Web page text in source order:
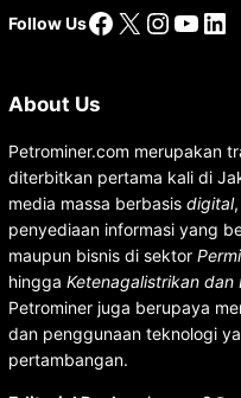
Follow UsFacebook
X
About Us
Petrominer.com merupakan
diterbitkan pertama kali di
media massa berbasis digital
penyediaan informasi yang
maupun bisnis di sektor
hingga Ketenagalistrikan dan
Petrominer juga berupaya
dan penggunaan teknologi
pertambangan.